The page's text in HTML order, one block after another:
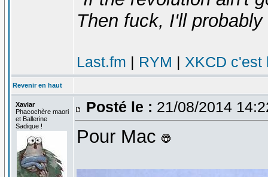
Then fuck, I'll
Last.fm | RYM | XKCD c'est
Revenir en haut
Xaviar
Phacochère maori
et Ballerine
Sadique !
Posté le : 21/08/2014
Pour Mac